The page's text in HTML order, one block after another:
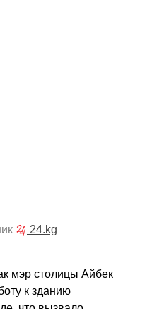
24.kg
мэр столицы Айбек
к зданию